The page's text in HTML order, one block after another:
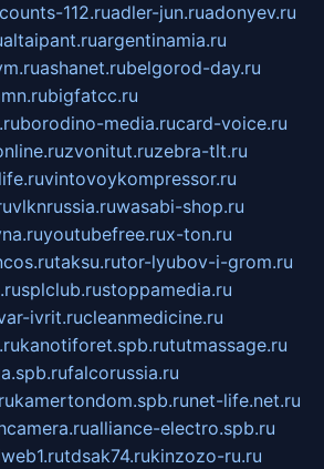
112.ruadler-jun.ruadonyev.ru
altaipant.ruargentinamia.ru
ashanet.rubelgorod-day.ru
bigfatcc.ru
borodino-media.rucard-voice.ru
zvonitut.ruzebra-tlt.ru
vintovoykompressor.ru
vlknrussia.ruwasabi-shop.ru
youtubefree.rux-ton.ru
taksu.rutor-lyubov-i-grom.ru
splclub.rustoppamedia.ru
ivrit.rucleanmedicine.ru
kanotiforet.spb.rututmassage.ru
falcorussia.ru
kamertondom.spb.runet-life.net.ru
alliance-electro.spb.ru
tdsak74.rukinzozo-ru.ru